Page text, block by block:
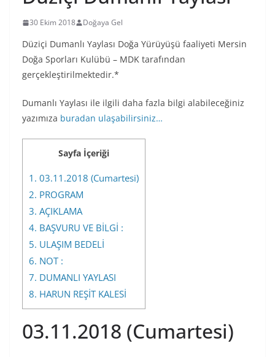
30 Ekim 2018 Doğaya Gel
Düziçi Dumanlı Yaylası Doğa Yürüyüşü faaliyeti Mersin
Doğa Sporları Kulübü – MDK tarafından
gerçekleştirilmektedir.*
Dumanlı Yaylası ile ilgili daha fazla bilgi alabileceğiniz
yazımıza buradan ulaşabilirsiniz…
Sayfa İçeriği
1. 03.11.2018 (Cumartesi)
2. PROGRAM
3. AÇIKLAMA
4. BAŞVURU VE BİLGİ :
5. ULAŞIM BEDELİ
6. NOT :
7. DUMANLI YAYLASI
8. HARUN REŞİT KALESİ
03.11.2018 (Cumartesi)